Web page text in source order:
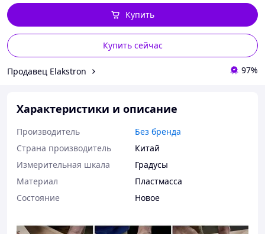
Купить сейчас
Купить
Продавец Elakstron 97%
Характеристики и описание
Производитель
Без бренда
Страна производитель
Китай
Измерительная шкала
Градусы
Материал
Пластмасса
Состояние
Новое